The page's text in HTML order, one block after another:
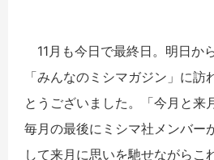
11月も今日で最終日。明日か
「みんなのミシマガジン」に
とうございました。「今月と来
毎月の最後にミシマ社メンバー
して来月に思いを馳せながらこ